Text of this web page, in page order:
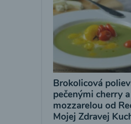
Brokolicová
pečenými cherry a
mozzarelou od
Mojej Zdravej